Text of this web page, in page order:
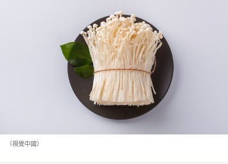
（視覺中國）